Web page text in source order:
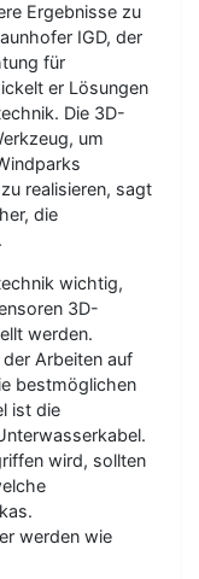
Ergebnisse zu
IGD, der
für
er Lösungen
Die 3D-
um
realisieren, sagt
die
wichtig,
3D-
werden.
Arbeiten auf
bestmöglichen
ist die
wird, sollten
werden wie